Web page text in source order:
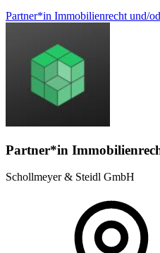
Partner*in Immobilienrecht und/
Partner*in
Schollmeyer & Steidl GmbH